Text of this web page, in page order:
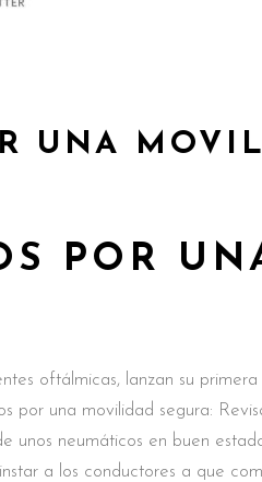
UNA
POR
oftálmicas, lanzan su
una movilidad segura:
neumáticos en buen
a los conductores a que